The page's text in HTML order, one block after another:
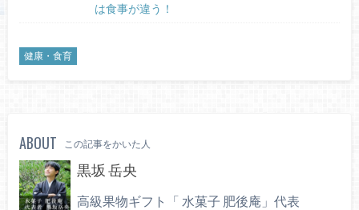
は食事が違う！
健康・食育
ABOUT この記事をかいた人
黒坂 岳央
高級果物ギフト「 水菓子 肥後庵」代表